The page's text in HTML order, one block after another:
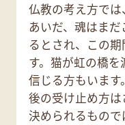
仏教の考え方で
あいだ、魂はま
るとされ、この
す。猫が虹の橋を
信じる方もいます
後の受け止め方
決められるもので